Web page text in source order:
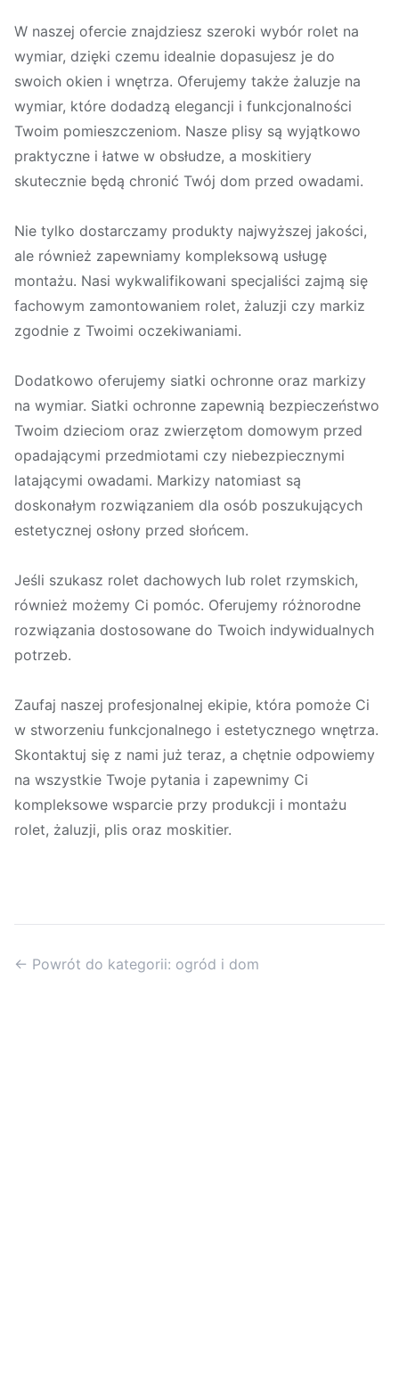
W naszej ofercie znajdziesz szeroki wybór rolet na
wymiar, dzięki czemu idealnie dopasujesz je do
swoich okien i wnętrza. Oferujemy także żaluzje na
wymiar, które dodadzą elegancji i funkcjonalności
Twoim pomieszczeniom. Nasze plisy są wyjątkowo
praktyczne i łatwe w obsłudze, a moskitiery
skutecznie będą chronić Twój dom przed owadami.
Nie tylko dostarczamy produkty najwyższej jakości,
ale również zapewniamy kompleksową usługę
montażu. Nasi wykwalifikowani specjaliści zajmą się
fachowym zamontowaniem rolet, żaluzji czy markiz
zgodnie z Twoimi oczekiwaniami.
Dodatkowo oferujemy siatki ochronne oraz markizy
na wymiar. Siatki ochronne zapewnią bezpieczeństwo
Twoim dzieciom oraz zwierzętom domowym przed
opadającymi przedmiotami czy niebezpiecznymi
latającymi owadami. Markizy natomiast są
doskonałym rozwiązaniem dla osób poszukujących
estetycznej osłony przed słońcem.
Jeśli szukasz rolet dachowych lub rolet rzymskich,
również możemy Ci pomóc. Oferujemy różnorodne
rozwiązania dostosowane do Twoich indywidualnych
potrzeb.
Zaufaj naszej profesjonalnej ekipie, która pomoże Ci
w stworzeniu funkcjonalnego i estetycznego wnętrza.
Skontaktuj się z nami już teraz, a chętnie odpowiemy
na wszystkie Twoje pytania i zapewnimy Ci
kompleksowe wsparcie przy produkcji i montażu
rolet, żaluzji, plis oraz moskitier.
← Powrót do kategorii: ogród i dom